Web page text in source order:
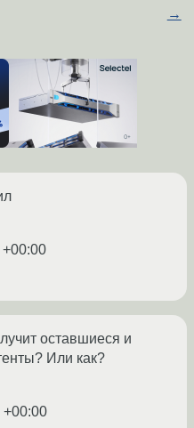
→
оставшиеся и
Или как?
+00:00